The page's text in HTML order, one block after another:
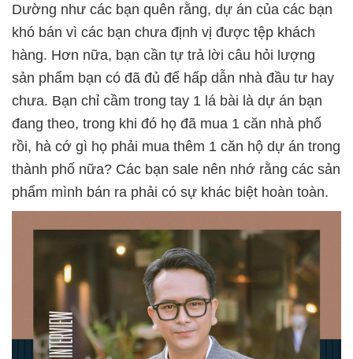
Dường như các bạn quên rằng, dự án của các bạn
khó bán vì các bạn chưa định vị được tệp khách
hàng. Hơn nữa, bạn cần tự trả lời câu hỏi lượng
sản phẩm bạn có đã đủ để hấp dẫn nhà đầu tư hay
chưa. Bạn chỉ cầm trong tay 1 lá bài là dự án bạn
đang theo, trong khi đó họ đã mua 1 căn nhà phố
rồi, hà cớ gì họ phải mua thêm 1 căn hộ dự án trong
thành phố nữa? Các bạn sale nên nhớ rằng các sản
phẩm mình bán ra phải có sự khác biệt hoàn toàn.